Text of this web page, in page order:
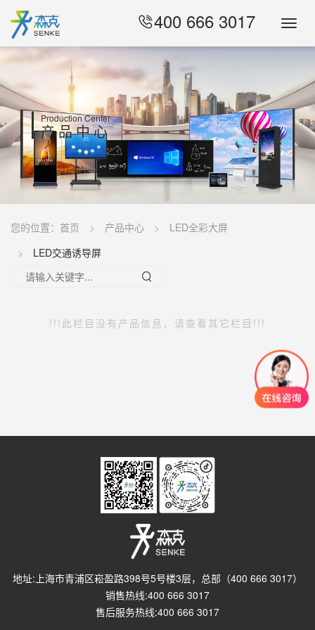
400 666 3017
Production Center
产品中心
您的位置： 首页 产品中心
LED全彩大屏
LED交通诱导屏
!!!此栏目没有产品信息，请查看其它栏目!!!
地址:上海市青浦区崧盈路398号5号楼3层，总部（400 666 3017）
销售热线:400 666 3017
售后服务热线:400 666 3017